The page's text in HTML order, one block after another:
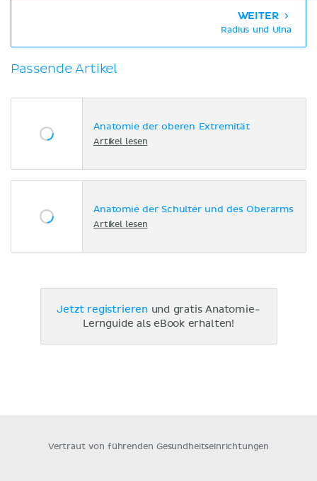
WEITER
Radius und Ulna
Passende Artikel
Anatomie der oberen Extremität
Artikel lesen
Anatomie der Schulter und des Oberarms
Artikel lesen
Jetzt registrieren und gratis Anatomie-
Lernguide als eBook erhalten!
Vertraut von führenden Gesundheitseinrichtungen